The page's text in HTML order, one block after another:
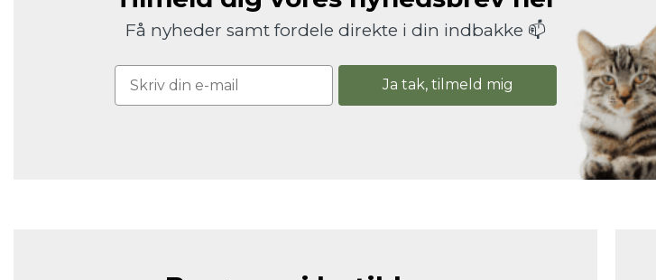
Få nyheder samt fordele direkte i din indbakke 📫
Ja tak, tilmeld mig